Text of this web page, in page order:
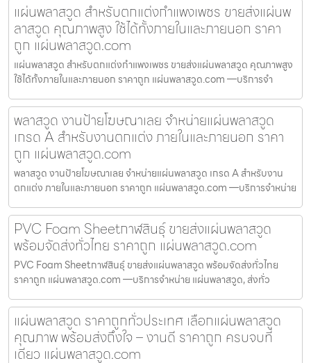
แผ่นพลาสวูด สำหรับตกแต่งกำแพงเพชร ขายส่งแผ่นพ
ลาสวูด คุณภาพสูง ใช้ได้ทั้งภายในและภายนอก ราคา
ถูก แผ่นพลาสวูด.com
แผ่นพลาสวูด สำหรับตกแต่งกำแพงเพชร ขายส่งแผ่นพลาสวูด คุณภาพสูง
ใช้ได้ทั้งภายในและภายนอก ราคาถูก แผ่นพลาสวูด.com —บริการจำ
พลาสวูด งานป้ายโฆษณาเลย จำหน่ายแผ่นพลาสวูด
เกรด A สำหรับงานตกแต่ง ภายในและภายนอก ราคา
ถูก แผ่นพลาสวูด.com
พลาสวูด งานป้ายโฆษณาเลย จำหน่ายแผ่นพลาสวูด เกรด A สำหรับงาน
ตกแต่ง ภายในและภายนอก ราคาถูก แผ่นพลาสวูด.com —บริการจำหน่าย
PVC Foam Sheetกาฬสินธุ์ ขายส่งแผ่นพลาสวูด
พร้อมจัดส่งทั่วไทย ราคาถูก แผ่นพลาสวูด.com
PVC Foam Sheetกาฬสินธุ์ ขายส่งแผ่นพลาสวูด พร้อมจัดส่งทั่วไทย
ราคาถูก แผ่นพลาสวูด.com —บริการจำหน่าย แผ่นพลาสวูด, ส่งทั่ว
แผ่นพลาสวูด ราคาถูกทั่วประเทศ เลือกแผ่นพลาสวูด
คุณภาพ พร้อมส่งถึงใจ – งานดี ราคาถูก ครบจบที่
เดียว แผ่นพลาสวูด.com